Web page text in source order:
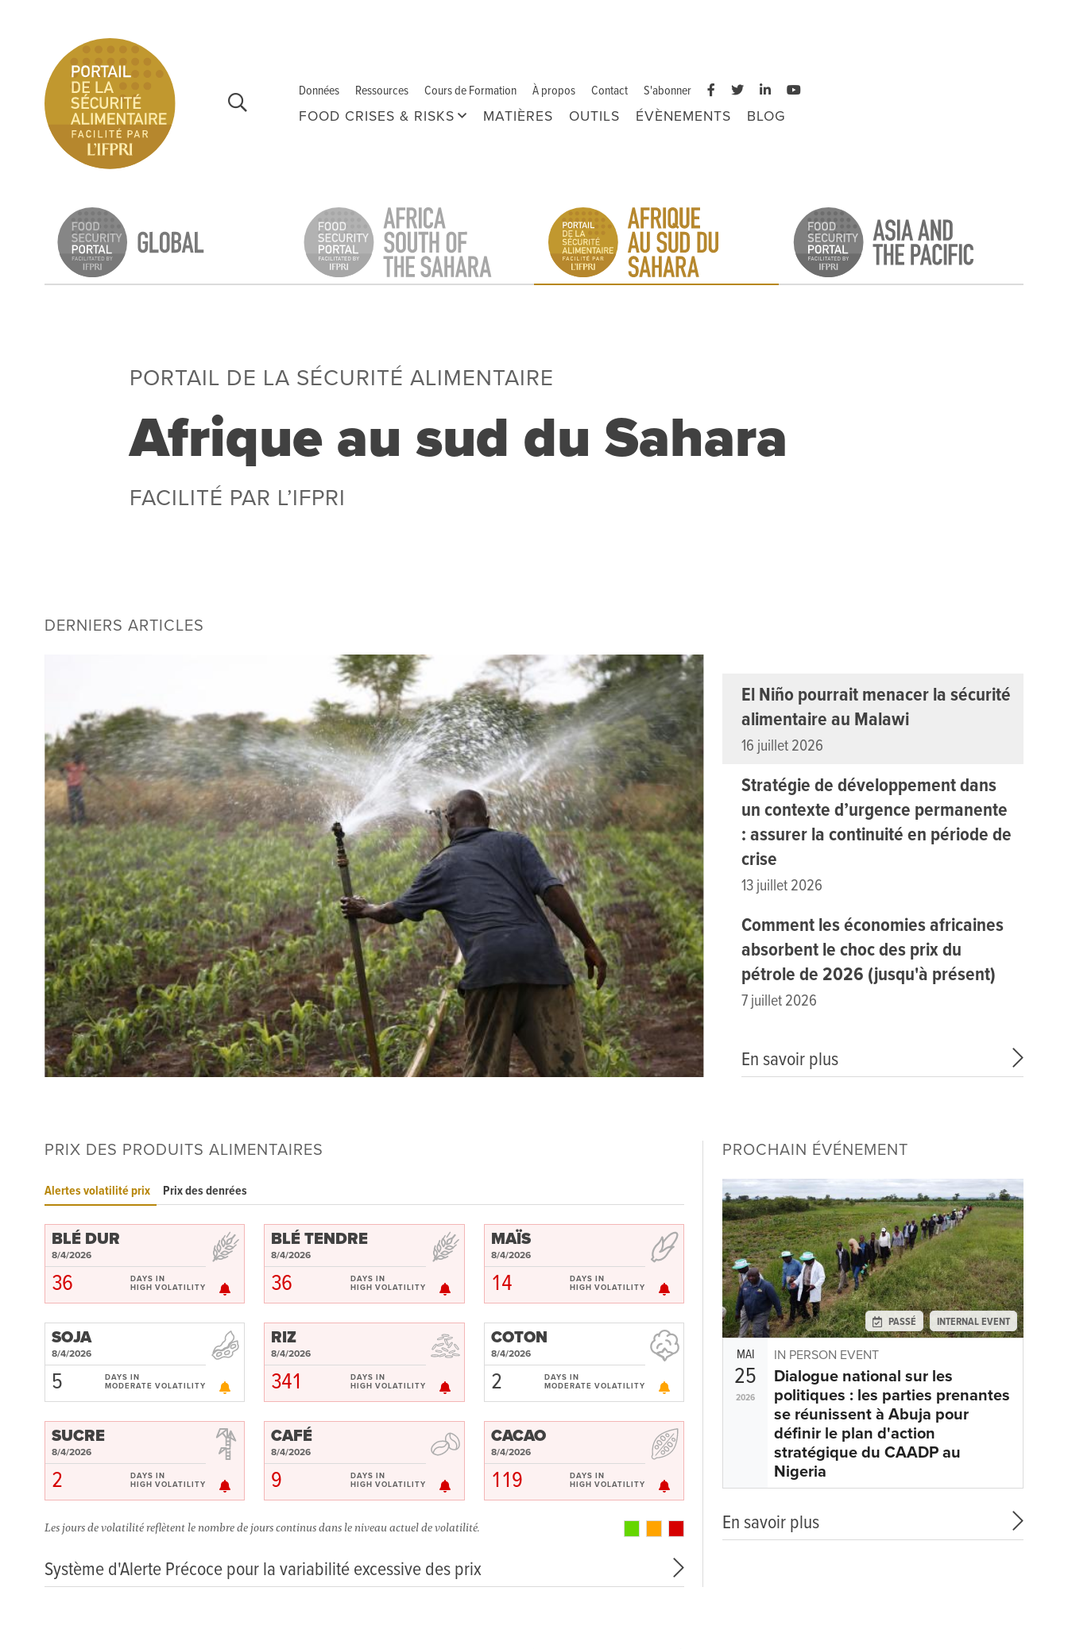
Aller au contenu principal
Données Ressources Cours de Formation À propos Contact
S'abonner
FOOD CRISES & RISKS
MATIÈRES OUTILS ÉVÈNEMENTS BLOG
PORTAIL DE LA SÉCURITÉ ALIMENTAIRE
Afrique au sud du Sahara
FACILITÉ PAR L’IFPRI
DERNIERS ARTICLES
El Niño pourrait menacer la sécurité
alimentaire au Malawi
16 juillet 2026
Stratégie de développement dans
un contexte d’urgence permanente
: assurer la continuité en période de
crise
13 juillet 2026
Comment les économies africaines
absorbent le choc des prix du
pétrole de 2026 (jusqu'à présent)
7 juillet 2026
En savoir plus
PRIX DES PRODUITS ALIMENTAIRES
Alertes volatilité prix Prix des denrées
BLÉ DUR
8/4/2026
36
DAYS IN
HIGH VOLATILITY
BLÉ TENDRE
8/4/2026
36
DAYS IN
HIGH VOLATILITY
MAÏS
8/4/2026
14
DAYS IN
HIGH VOLATILITY
SOJA
8/4/2026
5
DAYS IN
MODERATE VOLATILITY
RIZ
8/4/2026
341
DAYS IN
HIGH VOLATILITY
COTON
8/4/2026
2
DAYS IN
MODERATE VOLATILITY
SUCRE
8/4/2026
2
DAYS IN
HIGH VOLATILITY
CAFÉ
8/4/2026
9
DAYS IN
HIGH VOLATILITY
CACAO
8/4/2026
119
DAYS IN
HIGH VOLATILITY
Les jours de volatilité reflètent le nombre de jours continus dans le niveau actuel de volatilité.
Système d'Alerte Précoce pour la variabilité excessive des prix
PROCHAIN ÉVÉNEMENT
PASSÉ INTERNAL EVENT
MAI
25
2026
IN PERSON EVENT
Dialogue national sur les
politiques : les parties prenantes
se réunissent à Abuja pour
définir le plan d'action
stratégique du CAADP au
Nigeria
En savoir plus